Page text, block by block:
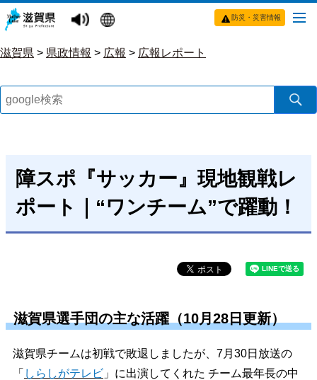
防災・災害情報
滋賀県 > 県政情報 > 広報 > 広報レポート
障スポ『サッカー』現地観戦レ
ポート｜“ワンチーム”で躍動！
滋賀県選手団の主な活躍（10月28日更新）
滋賀県チームは初戦で敗退しましたが、7月30日放送の
「 しらしがテレビ 」に出演してくれた チーム最年長の中